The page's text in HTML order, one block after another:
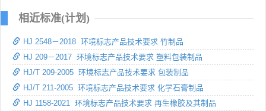
相近标准(计划)
HJ 2548－2018 环境标志产品技术要求 竹制品
HJ 209－2017 环境标志产品技术要求 塑料包装制品
HJ/T 209-2005 环境标志产品技术要求 包装制品
HJ/T 211-2005 环境标志产品技术要求 化学石膏制品
HJ 1158-2021 环境标志产品技术要求 再生橡胶及其制品